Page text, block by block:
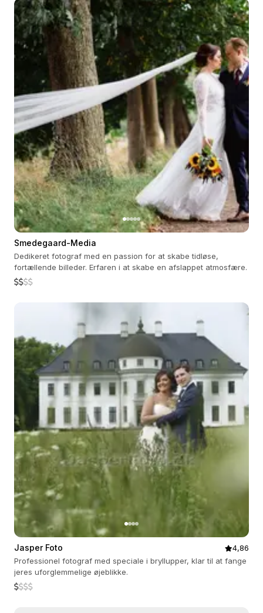
Smedegaard-Media
Dedikeret fotograf med en passion for at skabe tidløse,
fortællende billeder. Erfaren i at skabe en afslappet atmosfære.
Jasper Foto
4,86
Professionel fotograf med speciale i bryllupper, klar til at fange
jeres uforglemmelige øjeblikke.